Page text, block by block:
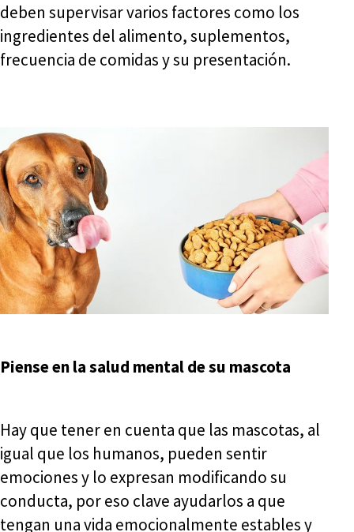
deben supervisar varios factores como los
ingredientes del alimento, suplementos,
frecuencia de comidas y su presentación.
Piense en la salud mental de su mascota
Hay que tener en cuenta que las mascotas, al
igual que los humanos, pueden sentir
emociones y lo expresan modificando su
conducta, por eso clave ayudarlos a que
tengan una vida emocionalmente estables y